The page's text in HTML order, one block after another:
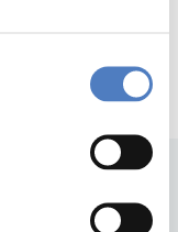
Länder usw)
EU-Europa